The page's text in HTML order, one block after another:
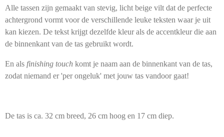
Alle tassen zijn gemaakt van stevig, licht beige vilt dat de perfecte
achtergrond vormt voor de verschillende leuke teksten waar je uit
kan kiezen. De tekst krijgt dezelfde kleur als de accentkleur die aan
de binnenkant van de tas gebruikt wordt.
En als finishing touch komt je naam aan de binnenkant van de tas,
zodat niemand er 'per ongeluk' met jouw tas vandoor gaat!
De tas is ca. 32 cm breed, 26 cm hoog en 17 cm diep.